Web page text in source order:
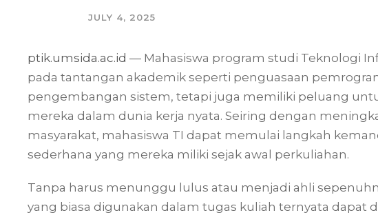
JULY 4, 2025
ptik.umsida.ac.id — Mahasiswa program studi Teknologi
pada tantangan akademik seperti penguasaan
pengembangan sistem, tetapi juga memiliki peluang
mereka dalam dunia kerja nyata. Seiring dengan
masyarakat, mahasiswa TI dapat memulai langkah
sederhana yang mereka miliki sejak awal perkuliahan.
Tanpa harus menunggu lulus atau menjadi ahli
yang biasa digunakan dalam tugas kuliah ternyata dapat